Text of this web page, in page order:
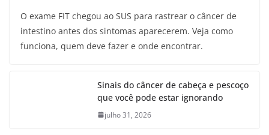
O exame FIT chegou ao SUS para rastrear o câncer de
intestino antes dos sintomas aparecerem. Veja como
funciona, quem deve fazer e onde encontrar.
Sinais do câncer de cabeça e pescoço
que você pode estar ignorando
julho 31, 2026